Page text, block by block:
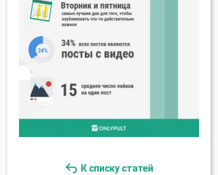
К списку статей